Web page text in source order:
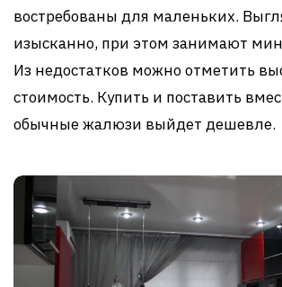
востребованы для маленьких.
изысканно, при этом занимают
Из недостатков можно отметить
стоимость. Купить и поставить
обычные жалюзи выйдет дешевле.